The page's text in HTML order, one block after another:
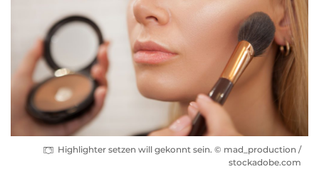
Highlighter setzen will gekonnt sein. © mad_production /
stockadobe.com